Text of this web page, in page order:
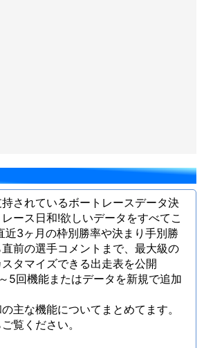
されているボートレースデータ決
ース日和!欲しいデータをすべてこ
近3ヶ月の枠別勝率や決まり手別勝
前の選手コメントまで、最大級の
タマイズできる出走表を公開
5回機能またはデータを新規で追加
主な機能についてまとめてます。
覧ください。